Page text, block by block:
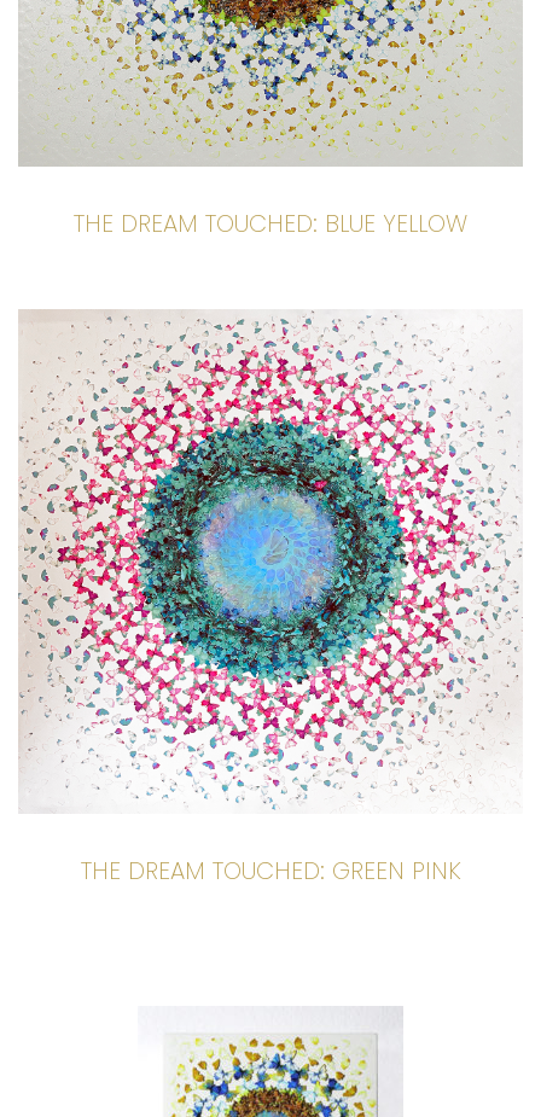
THE DREAM TOUCHED: BLUE YELLOW
THE DREAM TOUCHED: GREEN PINK